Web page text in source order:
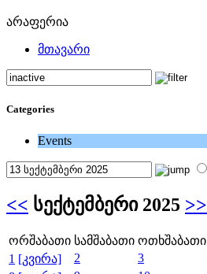
არაფერია
მთავარი
Categories
Events
<< სექტემბერი 2025 >>
ორშაბათი სამშაბათი ოთხშაბათი
1 [კვირა] 2 3